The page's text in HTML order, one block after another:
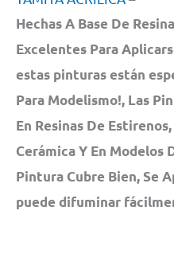
Hechas A Base De
Excelentes Para
estas pinturas están
Para Modelismo!, Las
En Resinas De
Cerámica Y En Modelos
Pintura Cubre Bien, Se
puede difuminar